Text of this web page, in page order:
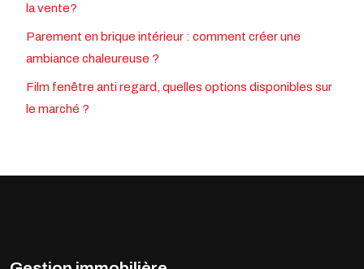
la vente?
Parement en brique intérieur : comment créer une
ambiance chaleureuse ?
Film fenêtre anti regard, quelles options disponibles sur
le marché ?